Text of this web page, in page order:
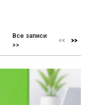
Все записи
>>